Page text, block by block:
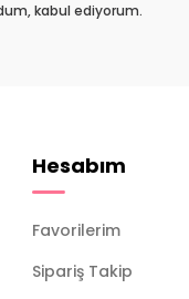
kabul ediyorum.
Hesabım
Favorilerim
Sipariş Takip